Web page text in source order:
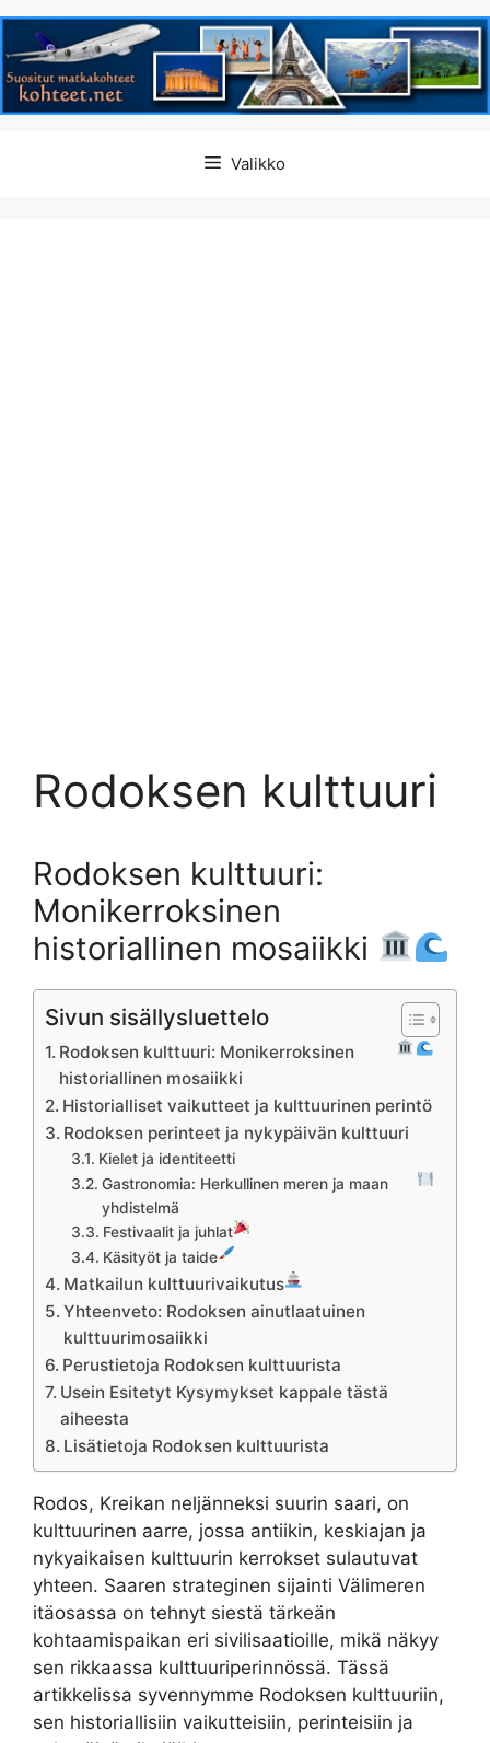
Valikko
Rodoksen kulttuuri
Rodoksen kulttuuri:
Monikerroksinen
historiallinen mosaiikki
Sivun sisällysluettelo
Rodoksen kulttuuri: Monikerroksinen
historiallinen mosaiikki
Historialliset vaikutteet ja kulttuurinen perintö
Rodoksen perinteet ja nykypäivän kulttuuri
Kielet ja identiteetti
Gastronomia: Herkullinen meren ja maan
yhdistelmä
Festivaalit ja juhlat
Käsityöt ja taide
Matkailun kulttuurivaikutus
Yhteenveto: Rodoksen ainutlaatuinen
kulttuurimosaiikki
Perustietoja Rodoksen kulttuurista
Usein Esitetyt Kysymykset kappale tästä
aiheesta
Lisätietoja Rodoksen kulttuurista
Rodos, Kreikan neljänneksi suurin saari, on
kulttuurinen aarre, jossa antiikin, keskiajan ja
nykyaikaisen kulttuurin kerrokset sulautuvat
yhteen. Saaren strateginen sijainti Välimeren
itäosassa on tehnyt siestä tärkeän
kohtaamispaikan eri sivilisaatioille, mikä näkyy
sen rikkaassa kulttuuriperinnössä. Tässä
artikkelissa syvennymme Rodoksen kulttuuriin,
sen historiallisiin vaikutteisiin, perinteisiin ja